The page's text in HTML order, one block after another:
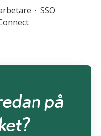
· SSO
på